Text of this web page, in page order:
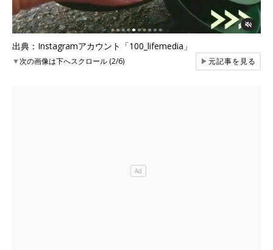
出典：Instagramアカウント「100_lifemedia」
▼次の画像は下へスクロール (2/6) ▶元記事を見る